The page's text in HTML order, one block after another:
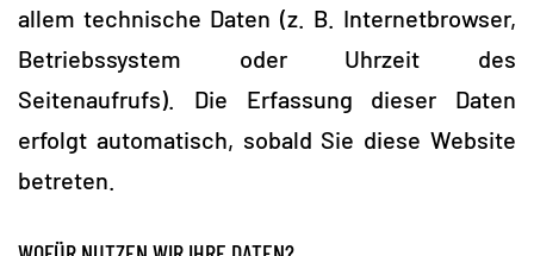
allem technische Daten (z. B. Internetbrowser,
Betriebssystem oder Uhrzeit des
Seitenaufrufs). Die Erfassung dieser Daten
erfolgt automatisch, sobald Sie diese Website
betreten.